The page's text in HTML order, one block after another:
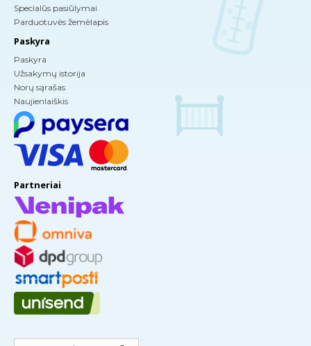
Specialūs pasiūlymai
Parduotuvės žemėlapis
Paskyra
Paskyra
Užsakymų istorija
Norų sąrašas
Naujienlaiškis
Partneriai